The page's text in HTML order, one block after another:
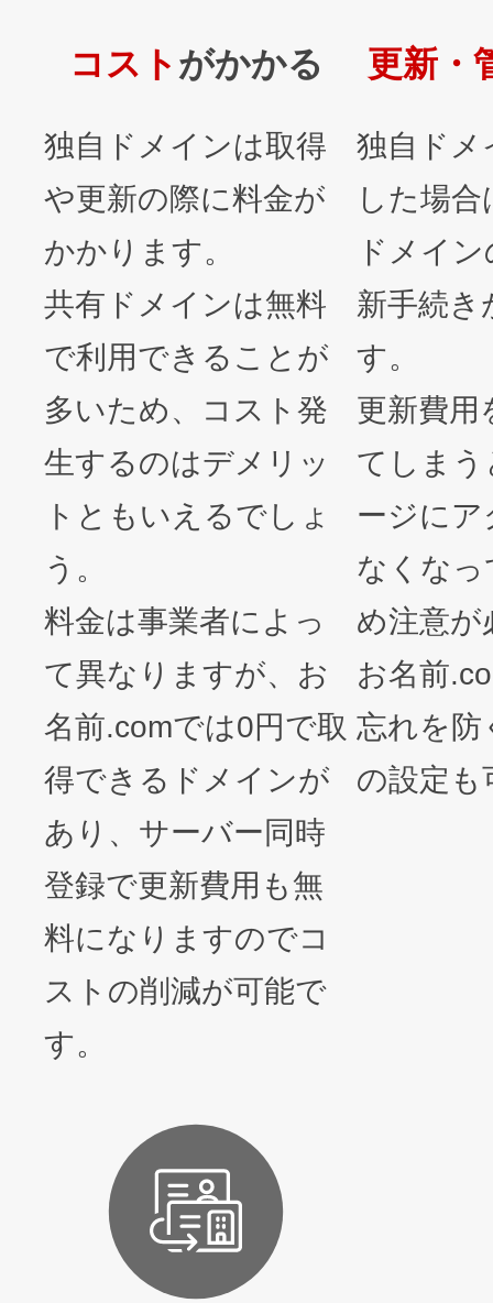
コスト がかかる
独自ドメインは取得
や更新の際に料金が
かかります。
共有ドメインは無料
で利用できることが
多いため、コスト発
生するのはデメリッ
トともいえるでしょ
う。
料金は事業者によっ
て異なりますが、お
名前.comでは0円で取
得できるドメインが
あり、サーバー同時
登録で更新費用も無
料になりますのでコ
ストの削減が可能で
す。
更新・
独自ドメ
した場
ドメイ
新手続き
す。
更新費用
てしま
ージに
なくな
め注意が
お名前
忘れを防
の設定も